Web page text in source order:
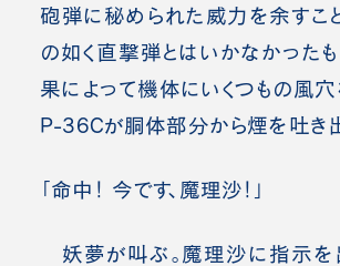
砲弾に秘められた威力を余すこと
の如く直撃弾とはいかなかった
果によって機体にいくつもの風
P-36Cが胴体部分から煙を吐き出
「命中！ 今です、魔理沙！」
妖夢が叫ぶ。魔理沙に指示を